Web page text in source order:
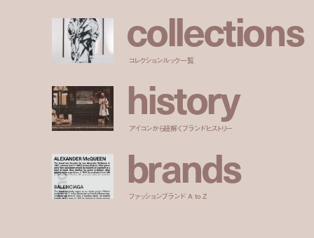
collections
コレクションルック一覧
history
アイコンから紐解くブランドヒストリー
brands
ファッションブランド A to Z